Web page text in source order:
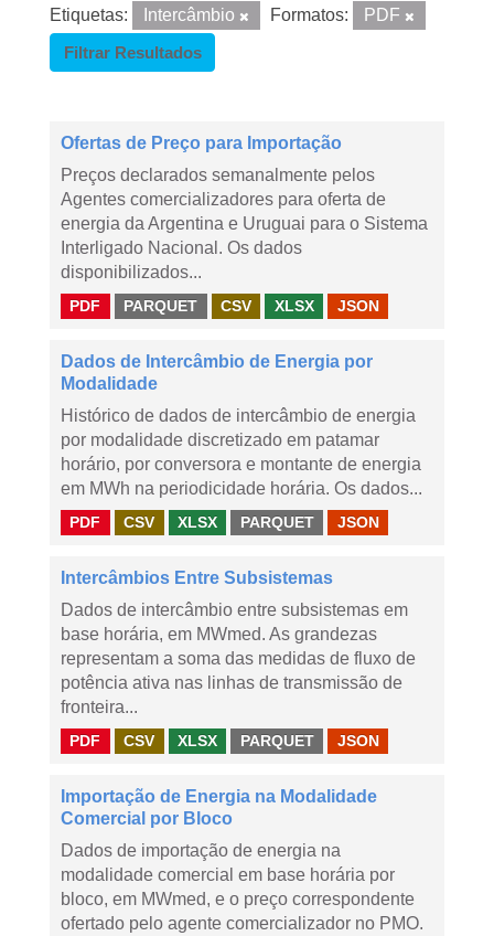
Etiquetas: Intercâmbio Formatos:
PDF
Filtrar Resultados
Ofertas de Preço para Importação
Preços declarados semanalmente pelos
Agentes comercializadores para oferta de
energia da Argentina e Uruguai para o Sistema
Interligado Nacional. Os dados
disponibilizados...
PDF PARQUET CSV XLSX JSON
Dados de Intercâmbio de Energia por
Modalidade
Histórico de dados de intercâmbio de energia
por modalidade discretizado em patamar
horário, por conversora e montante de energia
em MWh na periodicidade horária. Os dados...
PDF CSV XLSX PARQUET JSON
Intercâmbios Entre Subsistemas
Dados de intercâmbio entre subsistemas em
base horária, em MWmed. As grandezas
representam a soma das medidas de fluxo de
potência ativa nas linhas de transmissão de
fronteira...
PDF CSV XLSX PARQUET JSON
Importação de Energia na Modalidade
Comercial por Bloco
Dados de importação de energia na
modalidade comercial em base horária por
bloco, em MWmed, e o preço correspondente
ofertado pelo agente comercializador no PMO.